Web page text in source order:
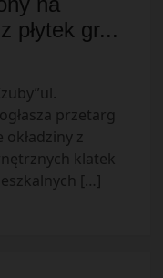
płytek gr...
przetarg
z
klatek
[…]